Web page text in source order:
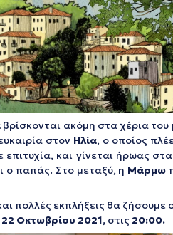
βρίσκονται ακόμη στα χέρια
στον Ηλία, ο οποίος
και γίνεται ήρωας
ο παπάς. Στο μεταξύ, η Μάρμω
πολλές εκπλήξεις θα ζήσουμε
Οκτωβρίου 2021, στις 20:00.